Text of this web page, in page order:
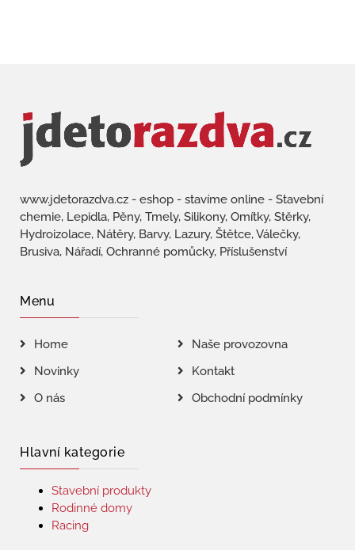
www.jdetorazdva.cz - eshop - stavíme online - Stavební
chemie, Lepidla, Pěny, Tmely, Silikony, Omítky, Stěrky,
Hydroizolace, Nátěry, Barvy, Lazury, Štětce, Válečky,
Brusiva, Nářadí, Ochranné pomůcky, Příslušenství
Menu
Home
Naše provozovna
Novinky
Kontakt
O nás
Obchodní podmínky
Hlavní kategorie
Stavební produkty
Rodinné domy
Racing